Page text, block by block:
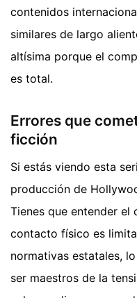
contenidos
similares de largo
altísima porque el
es total.
Errores que
ficción
Si estás viendo esta
producción de
Tienes que entender el
contacto físico es
normativas estatales,
ser maestros de la